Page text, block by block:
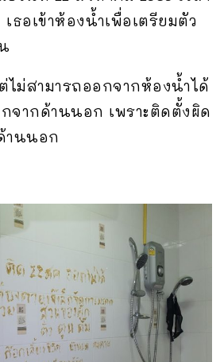
ธอเข้าห้องน้ำเพื่อเตรียมตัว
ไม่สามารถออกจากห้องน้ำได้
จากด้านนอก เพราะติดตั้งผิด
านนอก